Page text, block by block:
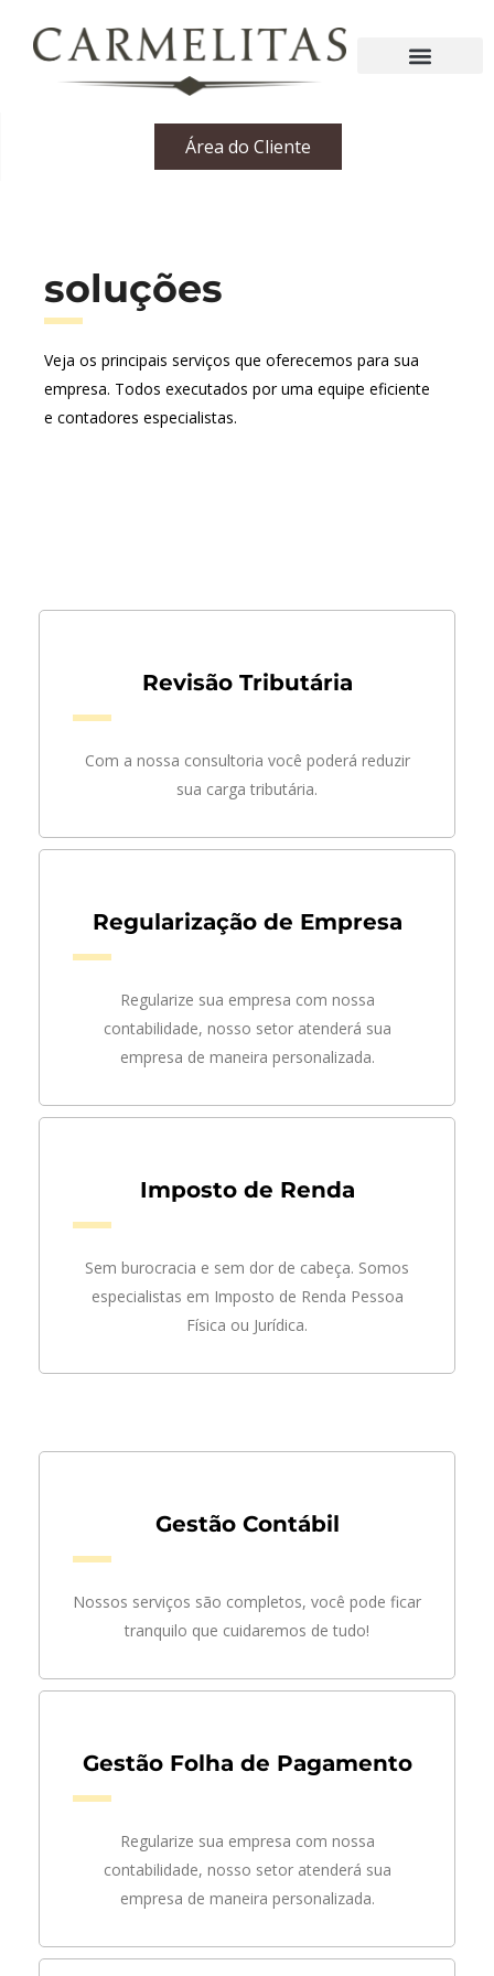
Área do Cliente
soluções
Veja os principais serviços que oferecemos para sua
empresa. Todos executados por uma equipe eficiente
e contadores especialistas.
Revisão Tributária
Com a nossa consultoria você poderá reduzir
sua carga tributária.
Regularização de Empresa
Regularize sua empresa com nossa
contabilidade, nosso setor atenderá sua
empresa de maneira personalizada.
Imposto de Renda
Sem burocracia e sem dor de cabeça. Somos
especialistas em Imposto de Renda Pessoa
Física ou Jurídica.
Gestão Contábil
Nossos serviços são completos, você pode ficar
tranquilo que cuidaremos de tudo!
Gestão Folha de Pagamento
Regularize sua empresa com nossa
contabilidade, nosso setor atenderá sua
empresa de maneira personalizada.